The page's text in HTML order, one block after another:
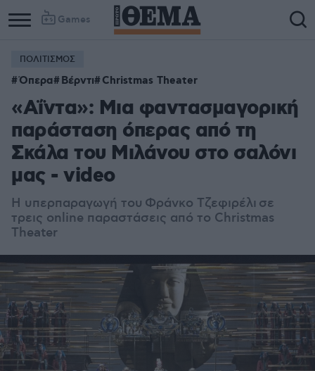
Games
ΠΟΛΙΤΙΣΜΟΣ
Όπερα Βέρντι Christmas Theater
«Αΐντα»: Μια φαντασμαγορική
παράσταση όπερας από τη
Σκάλα του Μιλάνου στο σαλόνι
μας - video
Η υπερπαραγωγή του Φράνκο Τζεφιρέλι σε
τρεις online παραστάσεις από το Christmas
Theater